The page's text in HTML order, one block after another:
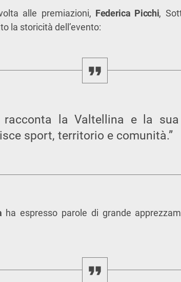
alle premiazioni, Federica Picchi,
la storicità dell’evento:
racconta la Valtellina e la
sport, territorio e comunità.”
ha espresso parole di grande